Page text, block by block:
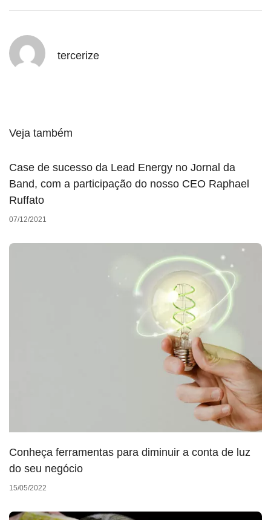
tercerize
Veja também
Case de sucesso da Lead Energy no Jornal da
Band, com a participação do nosso CEO Raphael
Ruffato
07/12/2021
Conheça ferramentas para diminuir a conta de luz
do seu negócio
15/05/2022